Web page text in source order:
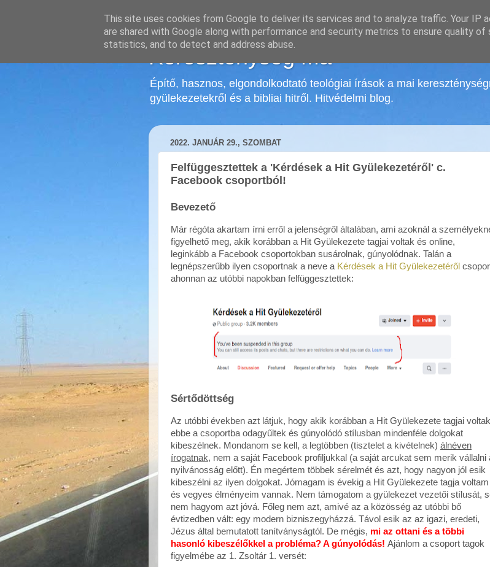
Kereszténység Ma
Építő, hasznos, elgondolkodtató teológiai írások a mai
gyülekezetekről és a bibliai hitről. Hitvédelmi blog.
2022. JANUÁR 29., SZOMBAT
Felfüggesztettek a 'Kérdések a Hit Gyülekezetéről' c.
Facebook csoportból!
Bevezető
Már régóta akartam írni erről a jelenségről általában, ami azoknál a
figyelhető meg, akik korábban a Hit Gyülekezete tagjai voltak és online,
leginkább a Facebook csoportokban susárolnak, gúnyolódnak. Talán a
legnépszerűbb ilyen csoportnak a neve a Kérdések a Hit Gyülekezetéről
ahonnan az utóbbi napokban felfüggesztettek:
Sértődöttség
Az utóbbi években azt látjuk, hogy akik korábban a Hit Gyülekezete tagjai
ebbe a csoportba odagyűltek és gúnyolódó stílusban mindenféle dolgokat
kibeszélnek. Mondanom se kell, a legtöbben (tisztelet a kivételnek) álnéven
írogatnak, nem a saját Facebook profiljukkal (a saját arcukat sem merik vállalni
nyilvánosság előtt). Én megértem többek sérelmét és azt, hogy nagyon jól esik
kibeszélni az ilyen dolgokat. Jómagam is évekig a Hit Gyülekezete tagja voltam
és vegyes élményeim vannak. Nem támogatom a gyülekezet vezetői stílusát,
nem hagyom azt jóvá. Főleg nem azt, amivé az a közösség az utóbbi bő
évtizedben vált: egy modern bizniszegyházzá. Távol esik az az igazi, eredeti,
Jézus által bemutatott tanítványságtól. De mégis, mi az ottani és a többi
hasonló kibeszélőkkel a probléma? A gúnyolódás! Ajánlom a csoport tagok
figyelmébe az 1. Zsoltár 1. versét:
This site uses cookies from Google to deliver its services and to analyze traffic. Your IP
are shared with Google along with performance and security metrics to ensure quality of
statistics, and to detect and address abuse.